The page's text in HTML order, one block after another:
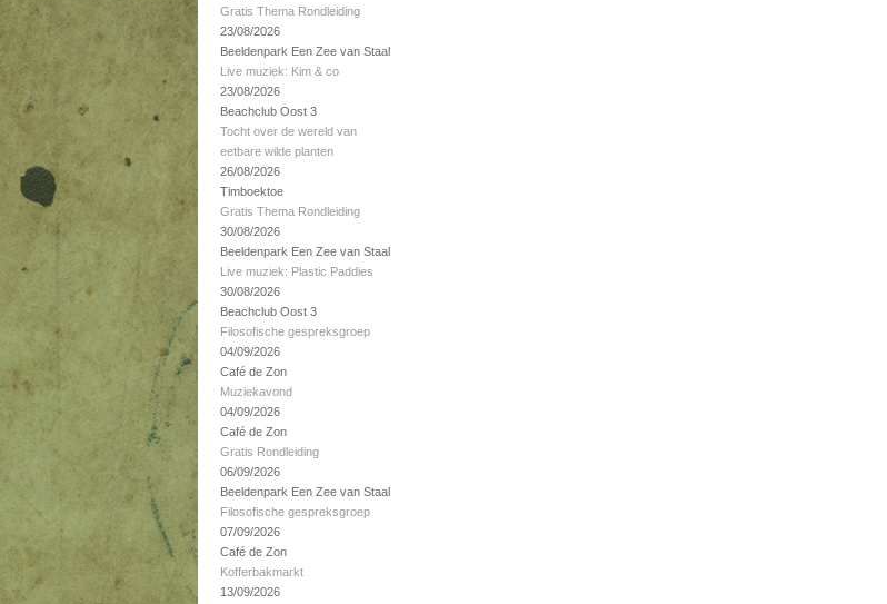
Gratis Thema Rondleiding
23/08/2026
Beeldenpark Een Zee van Staal
Live muziek: Kim & co
23/08/2026
Beachclub Oost 3
Tocht over de wereld van
eetbare wilde planten
26/08/2026
Timboektoe
Gratis Thema Rondleiding
30/08/2026
Beeldenpark Een Zee van Staal
Live muziek: Plastic Paddies
30/08/2026
Beachclub Oost 3
Filosofische gespreksgroep
04/09/2026
Café de Zon
Muziekavond
04/09/2026
Café de Zon
Gratis Rondleiding
06/09/2026
Beeldenpark Een Zee van Staal
Filosofische gespreksgroep
07/09/2026
Café de Zon
Kofferbakmarkt
13/09/2026